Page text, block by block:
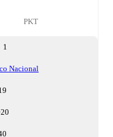
PKT
1
Nacional
20